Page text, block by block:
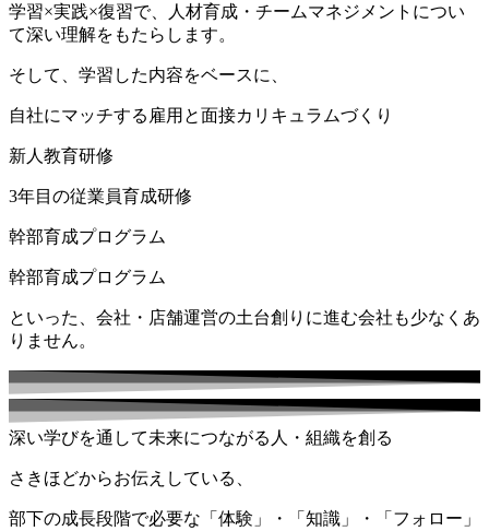
学習×実践×復習で、人材育成・チームマネジメントについ
て深い理解をもたらします。
そして、学習した内容をベースに、
自社にマッチする雇用と面接カリキュラムづくり
新人教育研修​​
3年目の従業員育成研修​​
幹部育成プログラム​
幹部育成プログラム​
といった、会社・店舗運営の土台創りに進む会社も少なくあ
りません。
深い学びを通して未来につながる人・組織を創る
さきほどからお伝えしている、
部下の成長段階で必要な「体験」・「知識」・「フォロー」